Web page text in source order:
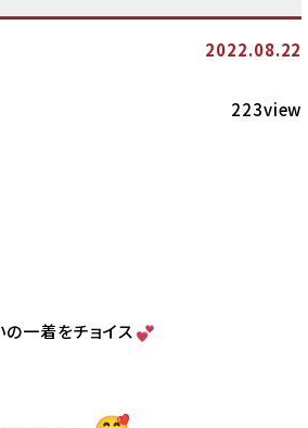
2022.08.22
223view
の一着をチョイス